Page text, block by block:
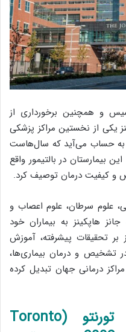
و همچنین برخورداری از
یکی از نخستین مراکز پزشکی
به حساب می‌آید که سال‌هاست
بیمارستان در بالتیمور واقع
و کیفیت درمان توصیف کرد.
علوم سرطان، علوم اعصاب و
هاپکینز به بیماران خود
بر تحقیقات پیشرفته، آموزش
تشخیص و درمان بیماری‌ها،
درمانی جهان تبدیل کرده
5. بیمارستان عمومی تورنتو (Toronto